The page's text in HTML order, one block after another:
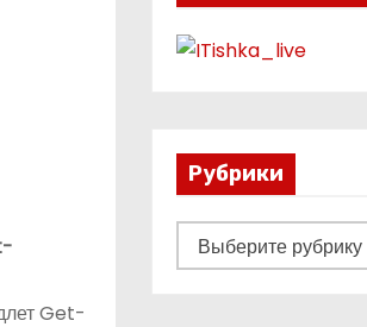
Get-
Рубрики
у